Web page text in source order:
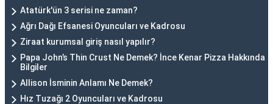
Atatürk'ün 3 serisi ne zaman?
Ağrı Dağı Efsanesi Oyuncuları ve Kadrosu
Ziraat kurumsal giriş nasıl yapılır?
Papa John’s Thin Crust Ne Demek? İnce Kenar Pizza Hakkında
Bilgiler
Allison İsminin Anlamı Ne Demek?
Hız Tuzağı 2 Oyuncuları ve Kadrosu